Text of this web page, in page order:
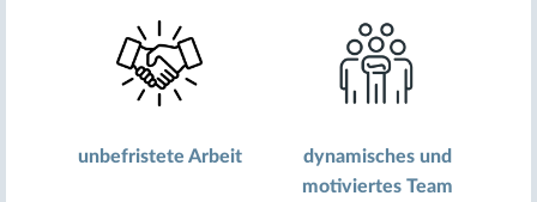
unbefristete Arbeit
dynamisches und
motiviertes Team